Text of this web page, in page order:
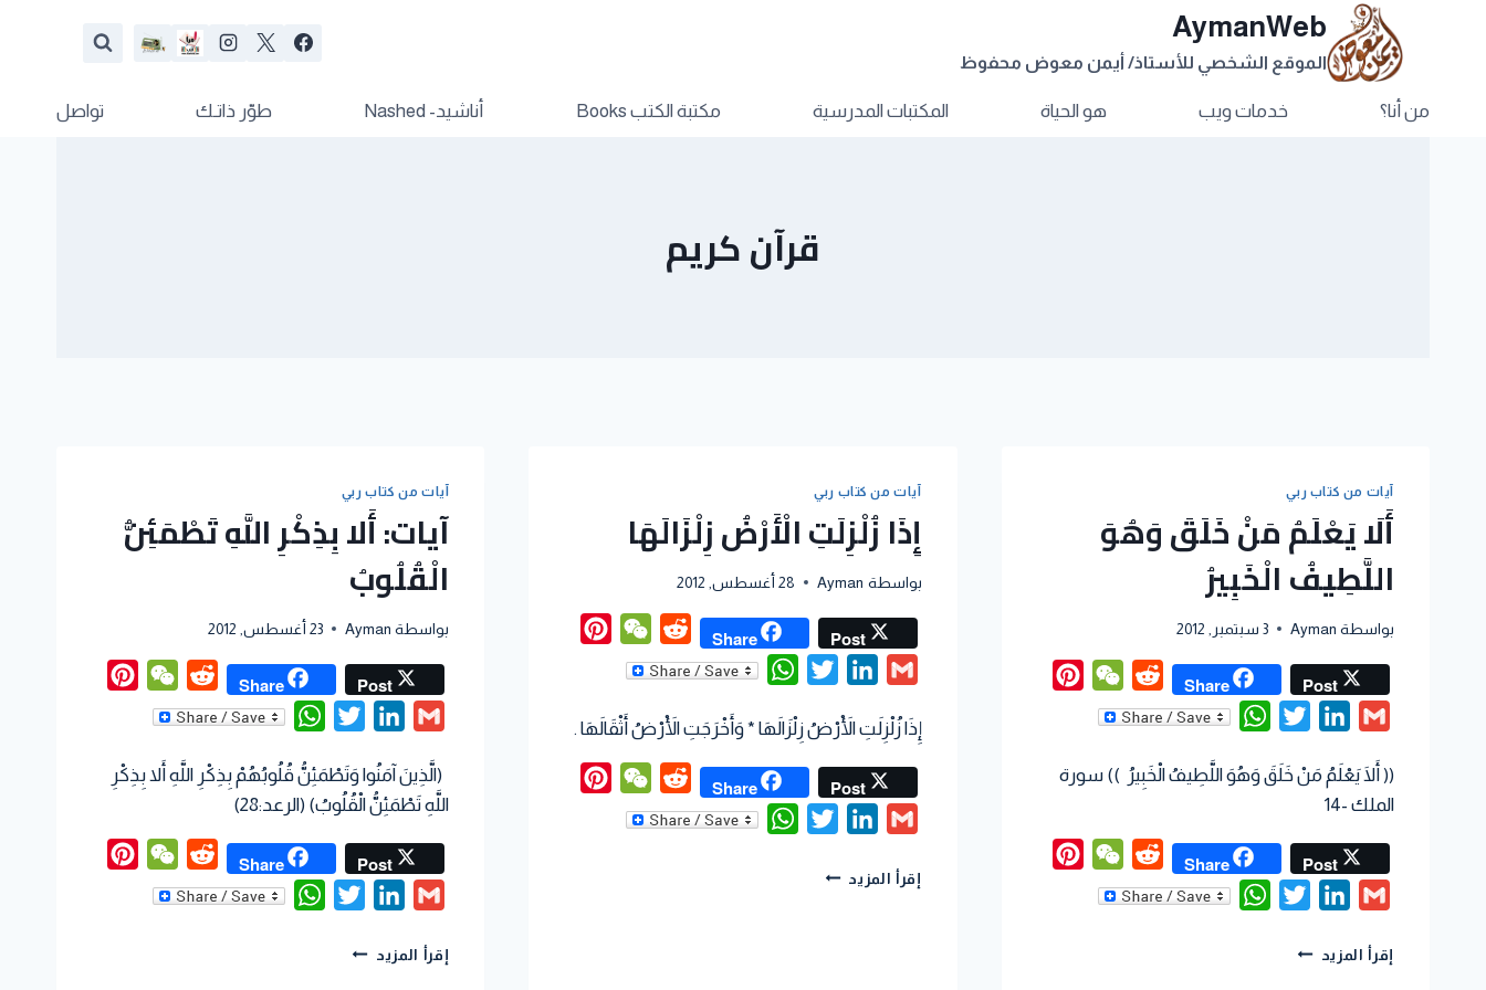
AymanWeb
الموقع الشخصي للأستاذ/ أيمن معوض محفوظ
من أنا؟ خدمات ويب هو الحياة المكتبات المدرسية مكتبة الكتب Books أناشيد- Nashed طوّر ذاتـك تواصل
قرآن كريم
آيات من كتاب ربي
أَلَا يَعْلَمُ مَنْ خَلَقَ وَهُوَ
اللَّطِيفُ الْخَبِيرُ
بواسطة Ayman 3 سبتمبر, 2012
Post
Share
Reddit
WeChat
Gmail
LinkedIn
Twitter
WhatsApp
(( أَلَا يَعْلَمُ مَنْ خَلَقَ وَهُوَ اللَّطِيفُ الْخَبِيرُ )) سورة
الملك -14
Post
Share
Reddit
WeChat
Gmail
LinkedIn
Twitter
WhatsApp
إقرأ المزيد
آيات من كتاب ربي
إِذَا زُلْزِلَتِ الْأَرْضُ زِلْزَالَهَا
بواسطة Ayman 28 أغسطس, 2012
Post
Share
Reddit
WeChat
Gmail
LinkedIn
Twitter
WhatsApp
إِذَا زُلْزِلَتِ الْأَرْضُ زِلْزَالَهَا * وَأَخْرَجَتِ الْأَرْضُ أَثْقَالَهَا .
Post
Share
Reddit
WeChat
Gmail
LinkedIn
Twitter
WhatsApp
إقرأ المزيد
آيات من كتاب ربي
آيات: أَلا بِذِكْرِ اللَّهِ تَطْمَئِنُّ
الْقُلُوبُ
بواسطة Ayman 23 أغسطس, 2012
Post
Share
Reddit
WeChat
Gmail
LinkedIn
Twitter
WhatsApp
(الَّذِينَ آمَنُوا وَتَطْمَئِنُّ قُلُوبُهُمْ بِذِكْرِ اللَّهِ أَلا بِذِكْرِ
اللَّهِ تَطْمَئِنُّ الْقُلُوبُ) (الرعد:28)
Post
Share
Reddit
WeChat
Gmail
LinkedIn
Twitter
WhatsApp
إقرأ المزيد